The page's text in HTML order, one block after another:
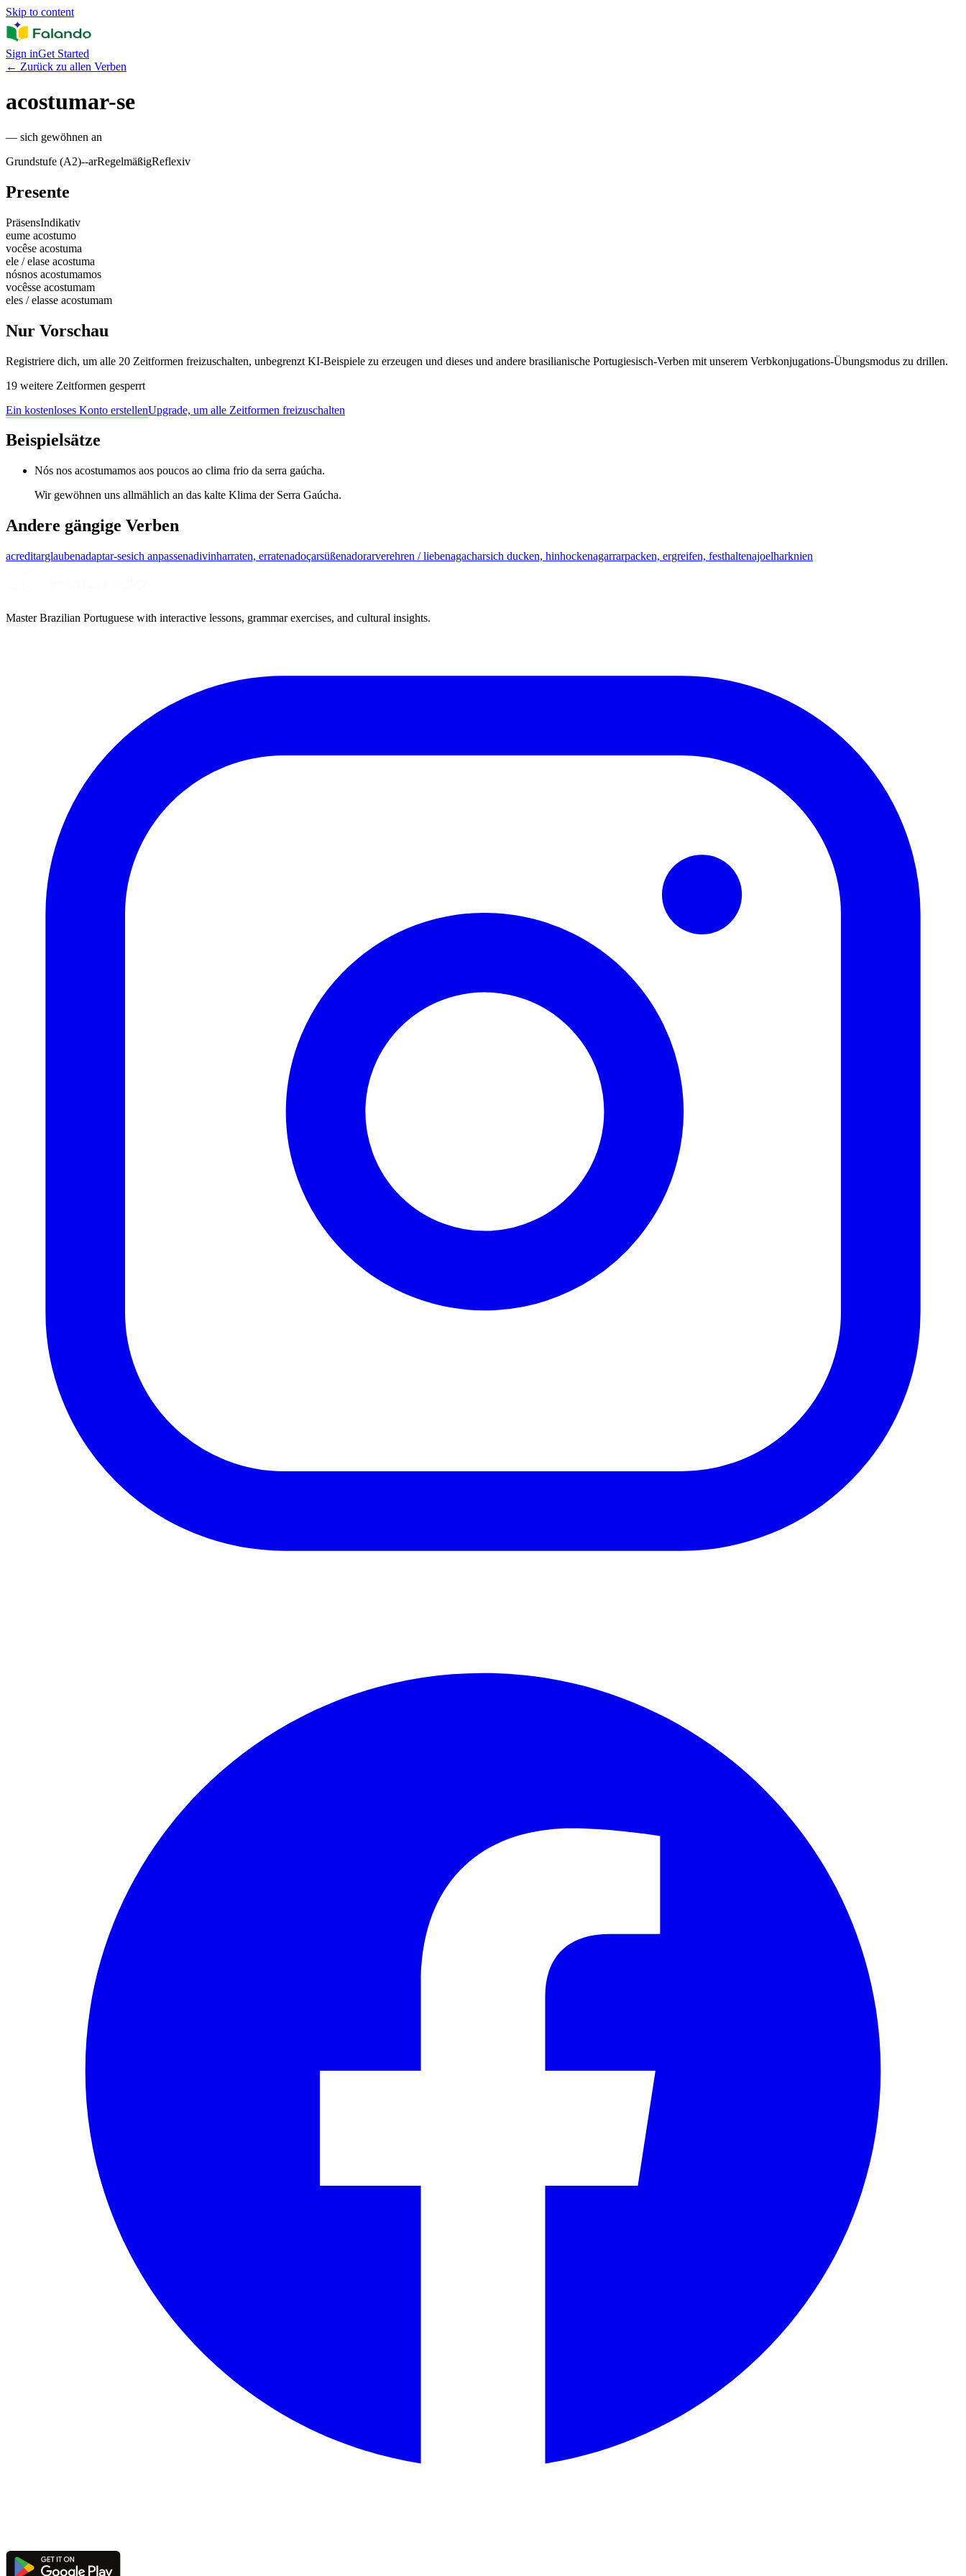
Skip to content
Sign inGet Started
← Zurück zu allen Verben
acostumar-se
— sich gewöhnen an
Grundstufe (A2)--arRegelmäßigReflexiv
Presente
PräsensIndikativ
eume acostumo
vocêse acostuma
ele / elase acostuma
nósnos acostumamos
vocêsse acostumam
eles / elasse acostumam
Nur Vorschau
Registriere dich, um alle 20 Zeitformen freizuschalten, unbegrenzt KI-Beispiele zu erzeugen und dieses und andere brasilianische Portugiesisch-Verben mit unserem Verbkonjugations-Übungsmodus zu drillen.
19 weitere Zeitformen gesperrt
Ein kostenloses Konto erstellenUpgrade, um alle Zeitformen freizuschalten
Beispielsätze
Nós nos acostumamos aos poucos ao clima frio da serra gaúcha.
Wir gewöhnen uns allmählich an das kalte Klima der Serra Gaúcha.
Andere gängige Verben
acreditarglaubenadaptar-sesich anpassenadivinharraten, erratenadoçarsüßenadorarverehren / liebenagacharsich ducken, hinhockenagarrarpacken, ergreifen, festhaltenajoelharknien
Master Brazilian Portuguese with interactive lessons, grammar exercises, and cultural insights.